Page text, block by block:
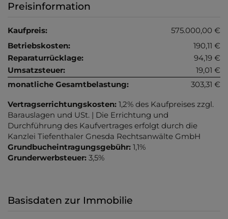
Preisinformation
Kaufpreis:
575.000,00 €
Betriebskosten:
190,11 €
Reparaturrücklage:
94,19 €
Umsatzsteuer:
19,01 €
monatliche Gesamtbelastung:
303,31 €
Vertragserrichtungskosten: 1,2% des Kaufpreises zzgl.
Barauslagen und USt. | Die Errichtung und
Durchführung des Kaufvertrages erfolgt durch die
Kanzlei Tiefenthaler Gnesda Rechtsanwälte GmbH
Grundbucheintragungsgebühr: 1,1%
Grunderwerbsteuer: 3,5%
Basisdaten zur Immobilie